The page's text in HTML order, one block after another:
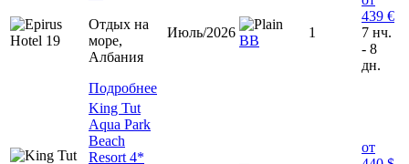
Отдых на
море,
Албания
Подробнее
Июль/2026
ВВ
1
439 €
7 нч.
- 8
дн.
King Tut
Aqua Park
Beach
Resort 4*
от